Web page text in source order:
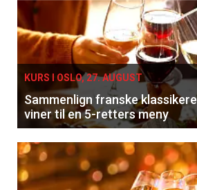
KURS I OSLO, 27. AUGUST
Sammenlign franske
viner til en 5-retters meny